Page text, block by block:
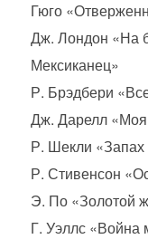
Гюго
Дж. Лондон «На
Мексиканец»
Р. Брэдбери
Дж. Дарелл «Моя
Р. Шекли
Р. Стивенсон
Э. По «Золотой
Г. Уэллс «Война